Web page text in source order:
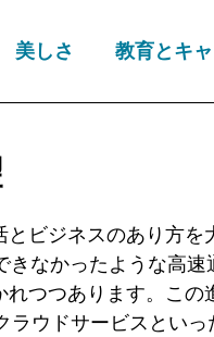
美しさ 教育とキ
ビジネスのあり方を
きなかったような高
つつあります。この
ラウドサービスとい